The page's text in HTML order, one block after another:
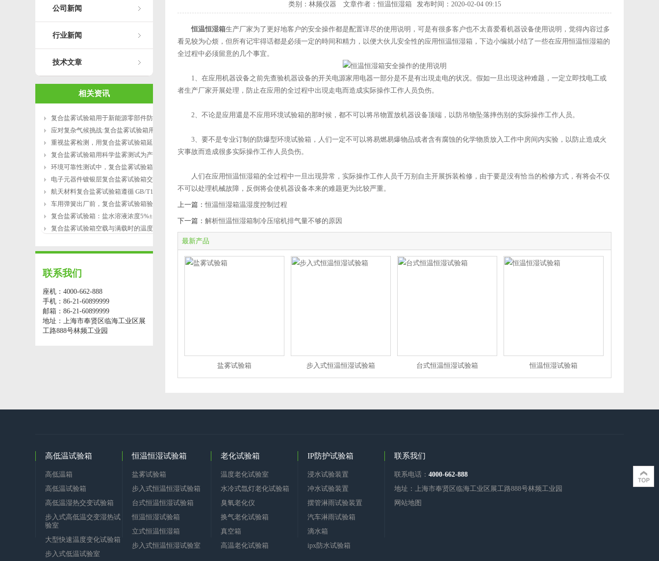
公司新闻
行业新闻
技术文章
相关资讯
复合盐雾试验箱用于新能源零部件防腐测
应对复杂气候挑战:复合盐雾试验箱用于涂
重视盐雾检测，用复合盐雾试验箱延长产
复合盐雾试验箱用科学盐雾测试为产品研
环境可靠性测试中，复合盐雾试验箱缺水
电子元器件镀银层复合盐雾试验箱交变盐
航天材料复合盐雾试验箱遵循 GB/T12967.3
车用弹簧出厂前，复合盐雾试验箱验证盐
复合盐雾试验箱：盐水溶液浓度5%±1%的配
复合盐雾试验箱空载与满载时的温度恢复
联系我们
座机：4000-662-888
手机：86-21-60899999
邮箱：86-21-60899999
地址：上海市奉贤区临海工业区展
工路888号林频工业园
类别：林频仪器 文章作者：恒温恒湿箱 发布时间：2020-02-04 09:15
恒温恒湿箱生产厂家为了更好地客户的安全操作都是配置详尽的使用说明，可是有很多客户也不太喜爱看机器设备使用说明，觉得內容过多
看见较为心烦，但所有记牢得话都是必须一定的時间和精力，以便大伙儿安全性的应用恒温恒湿箱，下边小编就小结了一些在应用恒温恒湿箱的
全过程中必须留意的几个事宜。
1、在应用机器设备之前先查验机器设备的开关电源家用电器一部分是不是有出現走电的状况。假如一旦出現这种难题，一定立即找电工或
者生产厂家开展处理，防止在应用的全过程中出現走电而造成实际操作工作人员负伤。
2、不论是应用還是不应用环境试验箱的那时候，都不可以将吊物置放机器设备顶端，以防吊物坠落摔伤别的实际操作工作人员。
3、要不是专业订制的防爆型环境试验箱，人们一定不可以将易燃易爆物品或者含有腐蚀的化学物质放入工作中房间内实验，以防止造成火
灾事故而造成很多实际操作工作人员负伤。
人们在应用恒温恒湿箱的全过程中一旦出现异常，实际操作工作人员千万别自主开展拆装检修，由于要是没有恰当的检修方式，有将会不仅
不可以处理机械故障，反倒将会使机器设备本来的难题更为比较严重。
上一篇：恒温恒湿箱温湿度控制过程
下一篇： 解析恒温恒湿箱制冷压缩机排气量不够的原因
最新产品
盐雾试验箱 步入式恒温恒湿试验箱 台式恒温恒湿试验箱 恒温恒湿试验箱
高低温试验箱
高低温箱
高低温试验箱
高低温湿热交变试验箱
步入式高低温交变湿热试
验室
大型快速温度变化试验箱
步入式低温试验室
恒温恒湿试验箱
盐雾试验箱
步入式恒温恒湿试验箱
台式恒温恒湿试验箱
恒温恒湿试验箱
立式恒温恒湿箱
步入式恒温恒湿试验室
老化试验箱
温度老化试验室
水冷式氙灯老化试验箱
臭氧老化仪
换气老化试验箱
真空箱
高温老化试验箱
IP防护试验箱
浸水试验装置
冲水试验装置
摆管淋雨试验装置
汽车淋雨试验箱
滴水箱
ipx防水试验箱
联系我们
联系电话： 4000-662-888
地址：上海市奉贤区临海工业区展工路888号林频工业园
网站地图